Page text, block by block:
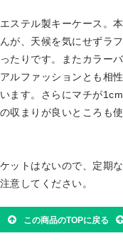
ステル製キーケース。
が、天候を気にせずラフ
たりです。またカラー
ルファッションとも相
ます。さらにマチが
収まりが良いところも
ットはないので、定期
意してください。
この商品のTOPに戻る